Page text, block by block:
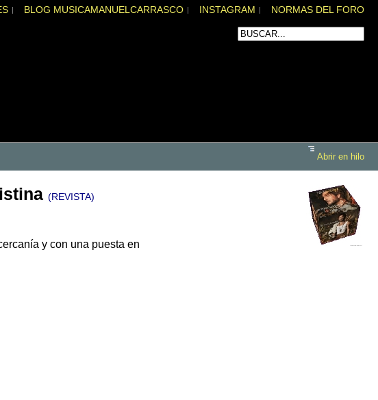
BLOG MUSICAMANUELCARRASCO INSTAGRAM NORMAS DEL FORO
Abrir en hilo
(REVISTA)
y con una puesta en